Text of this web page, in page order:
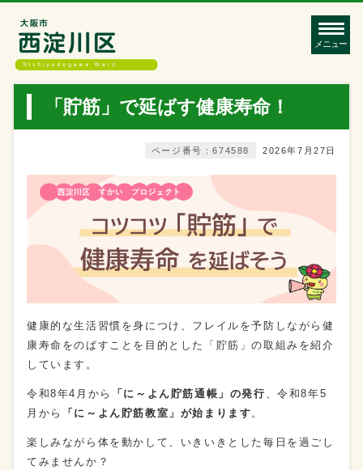
メニュー
「貯筋」で延ばす健康寿命！
2026年7月27日
ページ番号：674588
健康的な生活習慣を身につけ、フレイルを予防しながら健
康寿命をのばすことを目的とした「貯筋」の取組みを紹介
しています。
令和8年4月から 「に～よん貯筋通帳」の発行
、令和8年5
月から
「に～よん貯筋教室」が始まります 。
楽しみながら体を動かして、いきいきとした毎日を過ごし
てみませんか？